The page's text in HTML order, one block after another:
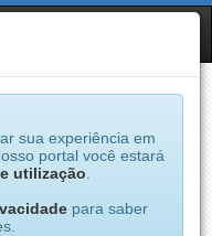
sua experiência em
portal você estará
utilização
para saber